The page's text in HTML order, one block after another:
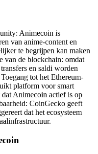
Animecoin is
van anime-content en
te begrijpen kan maken
van de blockchain: omdat
en saldi worden
tot het Ethereum-
platform voor smart
Animecoin actief is op
CoinGecko geeft
dat het ecosysteem